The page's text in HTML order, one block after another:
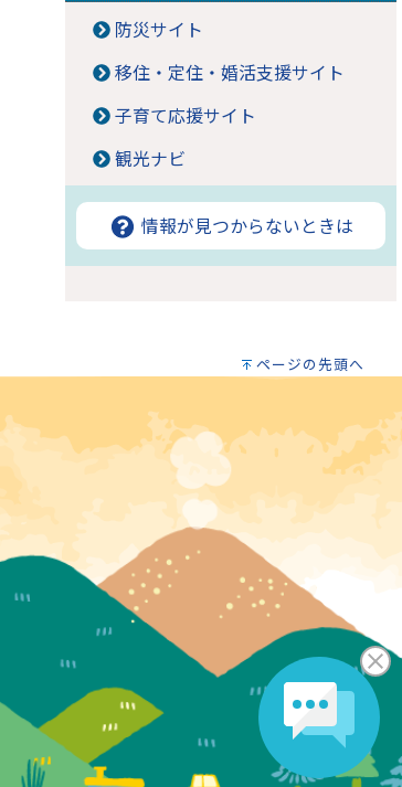
防災サイト
移住・定住・婚活支援サイト
子育て応援サイト
観光ナビ
情報が見つからないときは
ページの先頭へ